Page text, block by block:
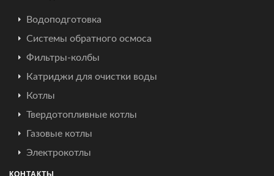
Водоподготовка
Системы обратного осмоса
Фильтры-колбы
Катриджи для очистки воды
Котлы
Твердотопливные котлы
Газовые котлы
Электрокотлы
КОНТАКТЫ